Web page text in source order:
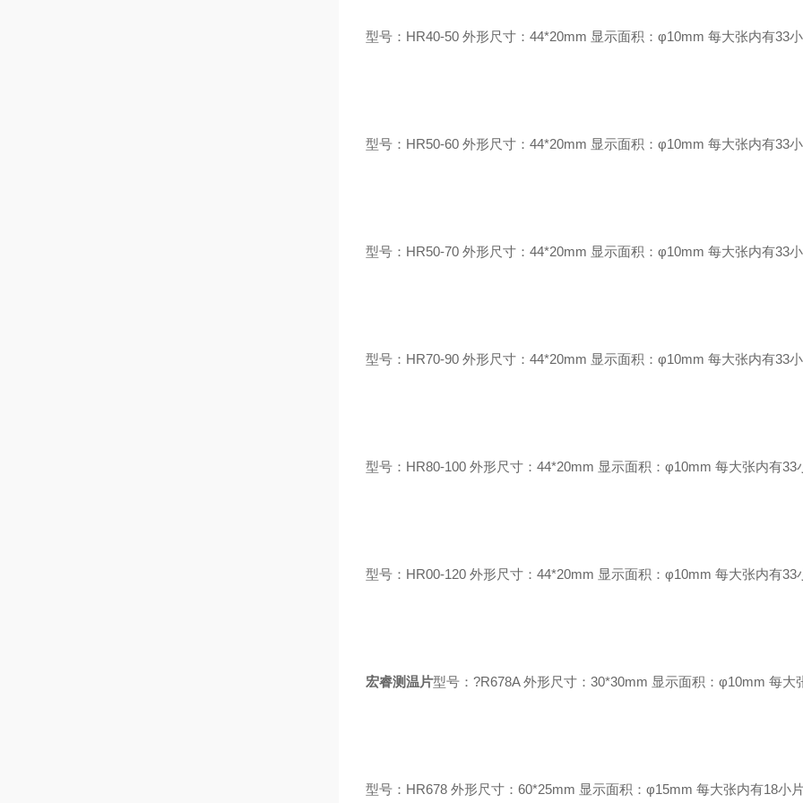
型号：HR40-50 外形尺寸：44*20mm 显示面积：φ10mm 每大张内有33
型号：HR50-60 外形尺寸：44*20mm 显示面积：φ10mm 每大张内有33
型号：HR50-70 外形尺寸：44*20mm 显示面积：φ10mm 每大张内有33
型号：HR70-90 外形尺寸：44*20mm 显示面积：φ10mm 每大张内有33
型号：HR80-100 外形尺寸：44*20mm 显示面积：φ10mm 每大张内有33
型号：HR00-120 外形尺寸：44*20mm 显示面积：φ10mm 每大张内有33
宏睿测温片型号：?R678A 外形尺寸：30*30mm 显示面积：φ10mm 每大
型号：HR678 外形尺寸：60*25mm 显示面积：φ15mm 每大张内有18小